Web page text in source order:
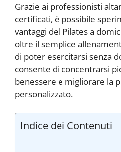
Grazie ai professionisti
certificati, è possibile
vantaggi del Pilates a
oltre il semplice
di poter esercitarsi senza
consente di concentrarsi
benessere e migliorare la
personalizzato.
Indice dei Contenuti